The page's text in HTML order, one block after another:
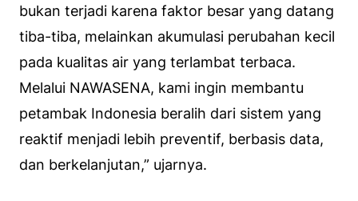
bukan terjadi karena faktor besar yang datang
tiba-tiba, melainkan akumulasi perubahan kecil
pada kualitas air yang terlambat terbaca.
Melalui NAWASENA, kami ingin membantu
petambak Indonesia beralih dari sistem yang
reaktif menjadi lebih preventif, berbasis data,
dan berkelanjutan,” ujarnya.